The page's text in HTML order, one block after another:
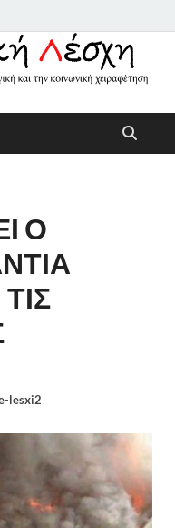
παιδαγωγική και την
χειραφέτηση
Ο
lesxi2